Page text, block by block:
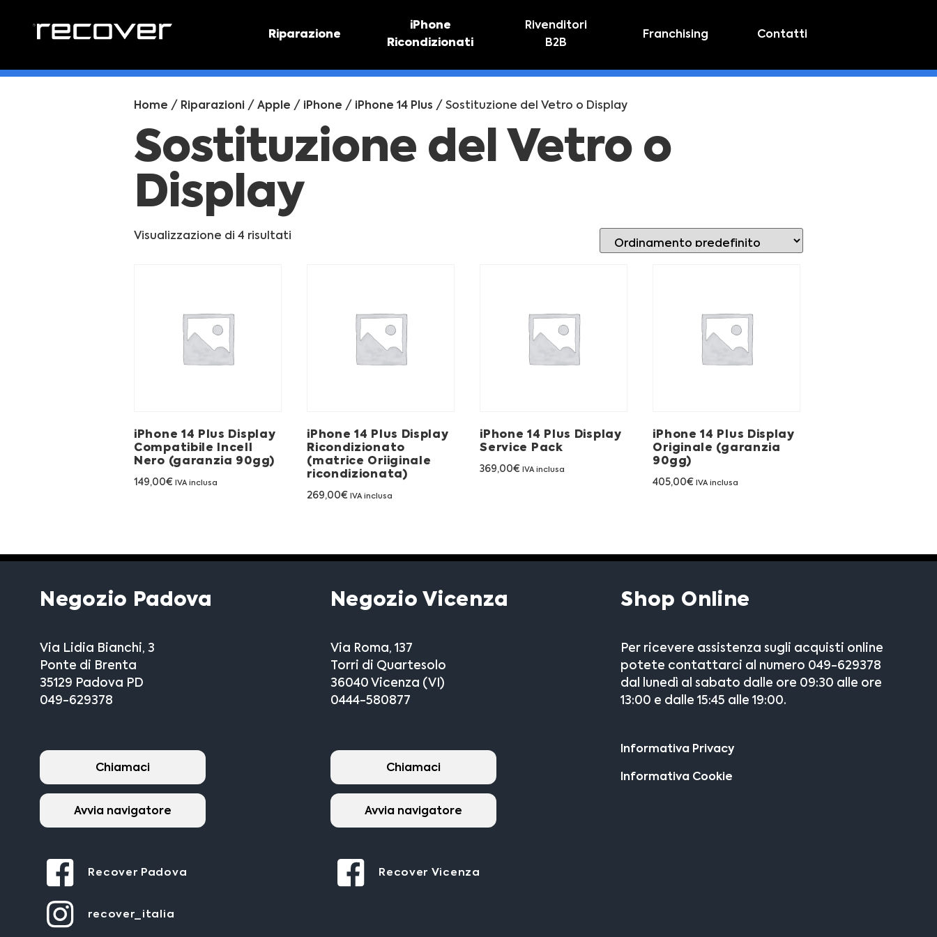
Riparazione
iPhone
Ricondizionati
Rivenditori
B2B
Franchising Contatti
PREVENTIVO
Preventivo online
RIPARAZIONE IPHONE
Riparazione schermo
Home / Riparazioni / Apple / iPhone / iPhone 14 Plus / Sostituzione del Vetro o Display
Sostituzione del Vetro o
Display
Visualizzazione di 4 risultati
iPhone 14 Plus Display
Compatibile Incell
Nero (garanzia 90gg)
149,00€ IVA inclusa
iPhone 14 Plus Display
Ricondizionato
(matrice Oriiginale
ricondizionata)
269,00€ IVA inclusa
iPhone 14 Plus Display
Service Pack
369,00€ IVA inclusa
iPhone 14 Plus Display
Originale (garanzia
90gg)
405,00€ IVA inclusa
Negozio Padova
Via Lidia Bianchi, 3
Ponte di Brenta
35129 Padova PD
049-629378
Chiamaci
Avvia navigatore
Recover Padova
recover_italia
Negozio Vicenza
Via Roma, 137
Torri di Quartesolo
36040 Vicenza (VI)
0444-580877
Chiamaci
Avvia navigatore
Recover Vicenza
Shop Online
Per ricevere assistenza sugli acquisti online
potete contattarci al numero 049-629378
dal lunedì al sabato dalle ore 09:30 alle ore
13:00 e dalle 15:45 alle 19:00.
Informativa Privacy
Informativa Cookie